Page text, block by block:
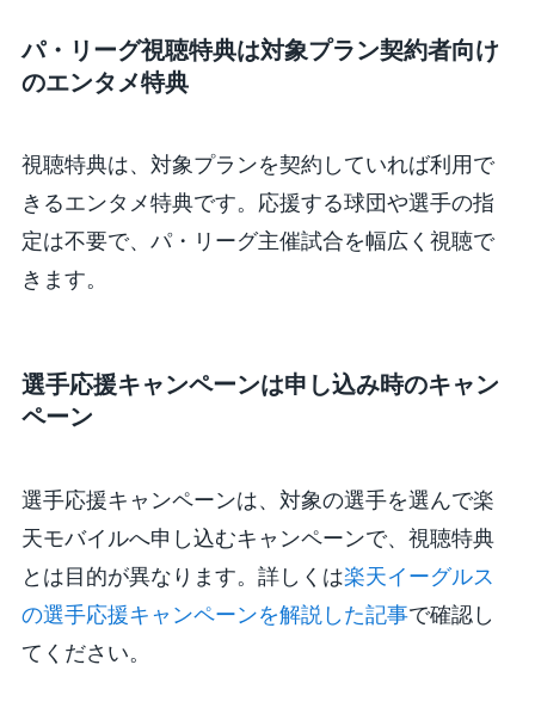
パ・リーグ視聴特典は対象プラン契約者向け
のエンタメ特典
視聴特典は、対象プランを契約していれば利用で
きるエンタメ特典です。応援する球団や選手の指
定は不要で、パ・リーグ主催試合を幅広く視聴で
きます。
選手応援キャンペーンは申し込み時のキャン
ペーン
選手応援キャンペーンは、対象の選手を選んで楽
天モバイルへ申し込むキャンペーンで、視聴特典
とは目的が異なります。詳しくは楽天イーグルス
の選手応援キャンペーンを解説した記事で確認し
てください。